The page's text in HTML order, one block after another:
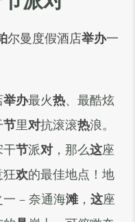
尔曼度假酒店举办一
举办最火热、最酷炫
节里对抗滚滚热浪。
干节派对 ，那么这座
狂欢的最佳地点！地
一 –奈通海滩 ，这座